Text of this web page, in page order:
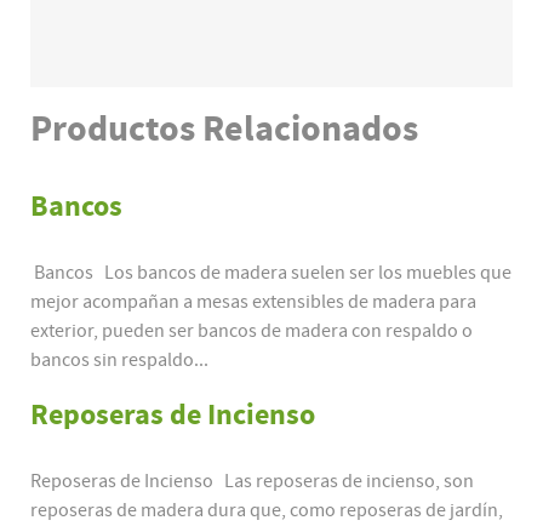
Productos Relacionados
Bancos
Bancos Los bancos de madera suelen ser los muebles que
mejor acompañan a mesas extensibles de madera para
exterior, pueden ser bancos de madera con respaldo o
bancos sin respaldo...
Reposeras de Incienso
Reposeras de Incienso Las reposeras de incienso, son
reposeras de madera dura que, como reposeras de jardín,